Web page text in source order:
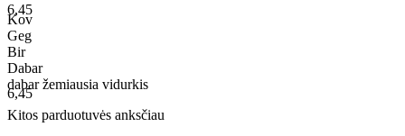
6,45
6,45
Kov
Geg
Bir
Dabar
dabaržemiausia vidurkis
Kitos parduotuvės anksčiau